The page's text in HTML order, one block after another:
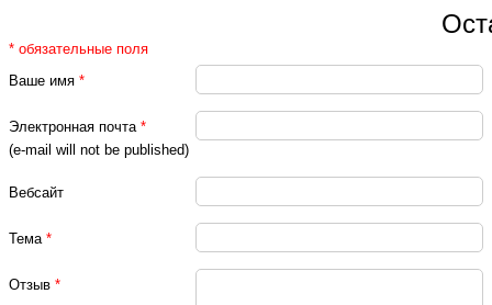
* обязательные поля
Ваше имя *
Электронная почта *
(e-mail will not be published)
Вебсайт
Тема *
Отзыв *